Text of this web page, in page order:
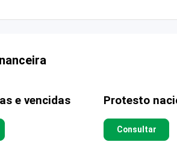
e vencidas Protesto
Consultar